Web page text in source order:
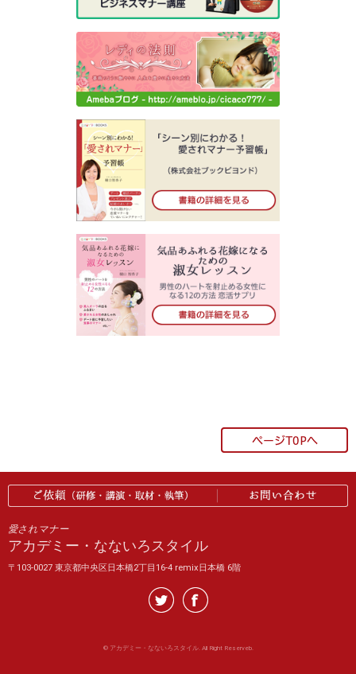
愛されマナー
アカデミー・なないろスタイル
〒103-0027 東京都中央区日本橋2丁目16-4 remix日本橋 6階
© アカデミー・なないろスタイル. All Right Reserveb.